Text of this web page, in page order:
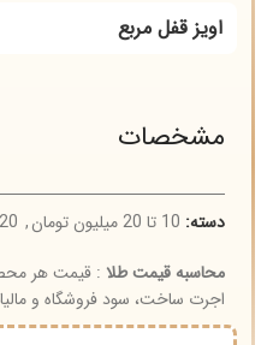
اویز قفل مربع
مشخصات
دسته: 10 تا 20 میلیون تومان , 20 تا 30 میلیون تومان
محاسبه قیمت طلا : قیمت هر
اجرت ساخت، سود فروشگاه و